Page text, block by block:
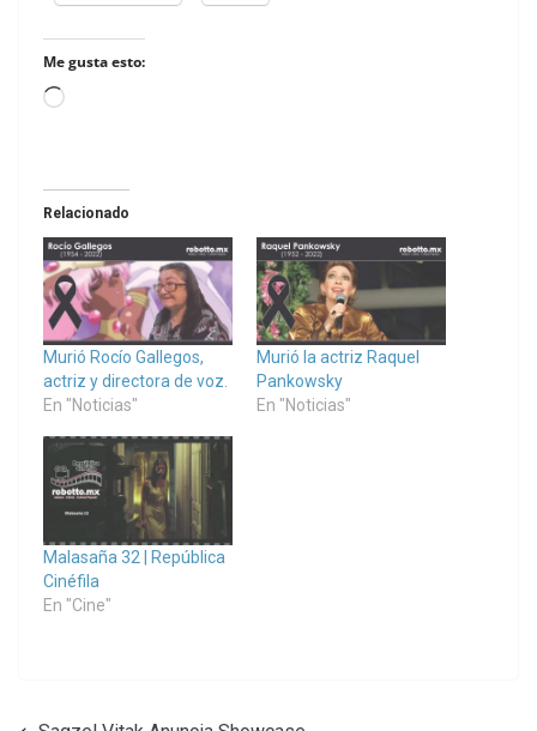
Me gusta esto:
Loading…
Relacionado
Murió Rocío Gallegos,
actriz y directora de voz.
En "Noticias"
Murió la actriz Raquel
Pankowsky
En "Noticias"
Malasaña 32 | República
Cinéfila
En "Cine"